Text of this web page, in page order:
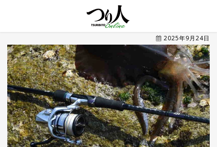
2025年9月24日
ン
ド・
最新
UP
新
着
記
事
ラ
ン